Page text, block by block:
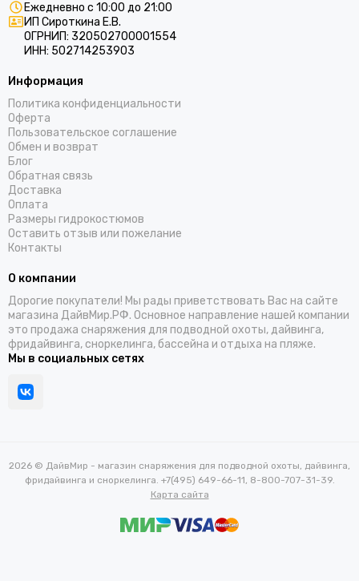
Ежедневно с 10:00 до 21:00
ИП Сироткина Е.В.
ОГРНИП: 320502700001554
ИНН: 502714253903
Информация
Политика конфиденциальности
Оферта
Пользовательское соглашение
Обмен и возврат
Блог
Обратная связь
Доставка
Оплата
Размеры гидрокостюмов
Оставить отзыв или пожелание
Контакты
О компании
Дорогие покупатели! Мы рады приветствовать Вас на сайте
магазина ДайвМир.РФ. Основное направление нашей компании
это продажа снаряжения для подводной охоты, дайвинга,
фридайвинга, сноркелинга, бассейна и отдыха на пляже.
Мы в социальных сетях
2026 © ДайвМир - магазин снаряжения для подводной охоты, дайвинга,
фридайвинга и сноркелинга. +7(495) 649-66-11, 8-800-707-31-39.
Карта сайта